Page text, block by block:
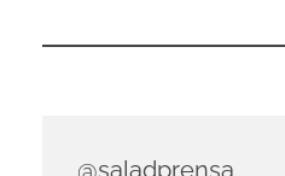
@saladprensa